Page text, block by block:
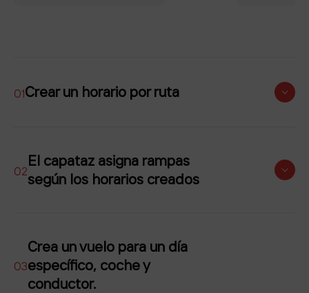
01Crear un horario por ruta
02
El capataz asigna rampas
según los horarios creados
03
Crea un vuelo para un día
específico, coche y
conductor.